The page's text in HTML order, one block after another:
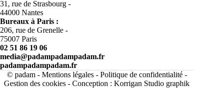
31, rue de Strasbourg -
44000 Nantes
Bureaux à Paris :
206, rue de Grenelle -
75007 Paris
02 51 86 19 06
media@padampadampadam.fr
padampadampadam.fr
© padam - Mentions légales- Politique de confidentialité-
Gestion des cookies - Conception :Korrigan Studio graphik